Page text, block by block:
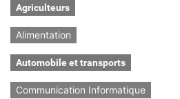
Agriculteurs
Alimentation
Automobile et transports
Communication Informatique